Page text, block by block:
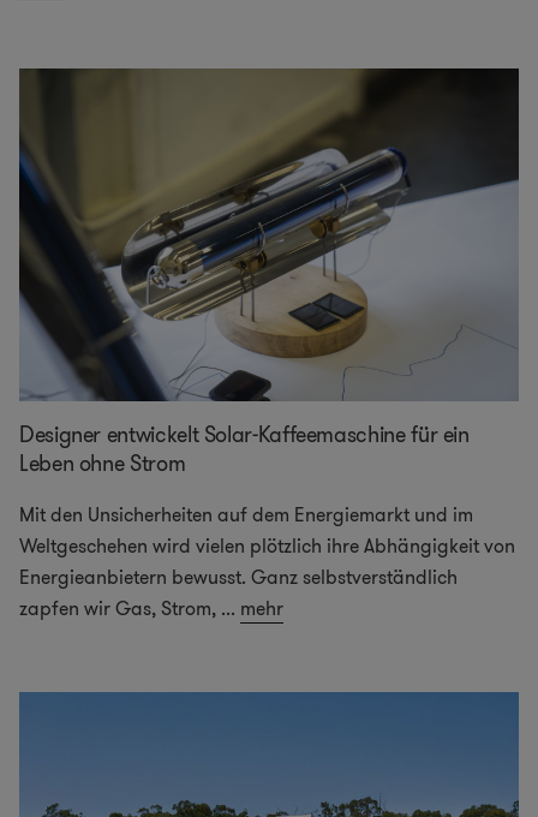
Designer entwickelt Solar-Kaffeemaschine für ein
Leben ohne Strom
Mit den Unsicherheiten auf dem Energiemarkt und im
Weltgeschehen wird vielen plötzlich ihre Abhängigkeit von
Energieanbietern bewusst. Ganz selbstverständlich
zapfen wir Gas, Strom, ... mehr